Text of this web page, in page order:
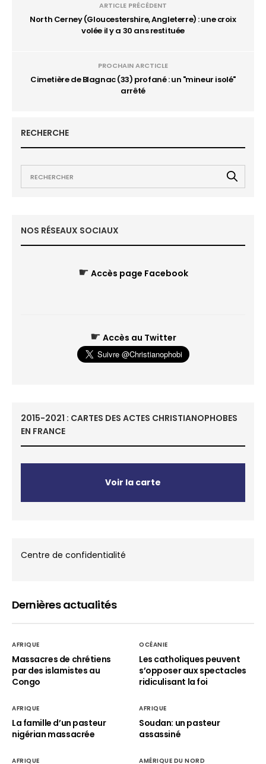
ARTICLE PRÉCÉDENT
North Cerney (Gloucestershire, Angleterre) : une croix
volée il y a 30 ans restituée
PROCHAIN ARCTICLE
Cimetière de Blagnac (33) profané : un "mineur isolé"
arrêté
RECHERCHE
NOS RÉSEAUX SOCIAUX
☛ Accès page Facebook
☛ Accès au Twitter
2015-2021 : CARTES DES ACTES CHRISTIANOPHOBES
EN FRANCE
Voir la carte
Centre de confidentialité
Dernières actualités
AFRIQUE
Massacres de chrétiens
par des islamistes au
Congo
OCÉANIE
Les catholiques peuvent
s’opposer aux spectacles
ridiculisant la foi
AFRIQUE
La famille d’un pasteur
nigérian massacrée
AFRIQUE
Soudan: un pasteur
assassiné
AFRIQUE AMÉRIQUE DU NORD